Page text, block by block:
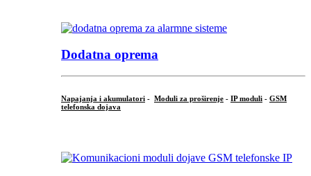
Dodatna oprema
Napajanja i akumulatori - Moduli za proširenje - IP moduli - GSM
telefonska dojava